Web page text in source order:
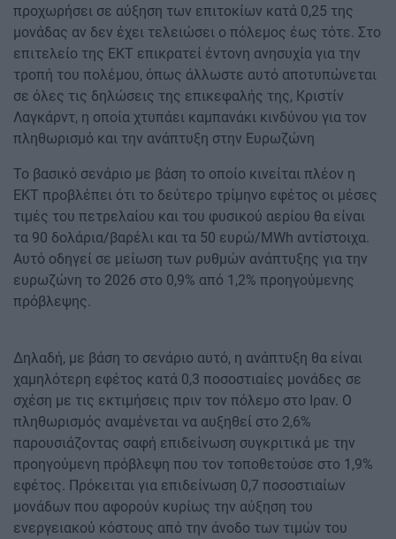
προχωρήσει σε αύξηση των επιτοκίων κατά 0,25 της
μονάδας αν δεν έχει τελειώσει ο πόλεμος έως τότε. Στο
επιτελείο της ΕΚΤ επικρατεί έντονη ανησυχία για την
τροπή του πολέμου, όπως άλλωστε αυτό αποτυπώνεται
σε όλες τις δηλώσεις της επικεφαλής της, Κριστίν
Λαγκάρντ, η οποία χτυπάει καμπανάκι κινδύνου για τον
πληθωρισμό και την ανάπτυξη στην Ευρωζώνη
Το βασικό σενάριο με βάση το οποίο κινείται πλέον η
ΕΚΤ προβλέπει ότι το δεύτερο τρίμηνο εφέτος οι μέσες
τιμές του πετρελαίου και του φυσικού αερίου θα είναι
τα 90 δολάρια/βαρέλι και τα 50 ευρώ/MWh αντίστοιχα.
Αυτό οδηγεί σε μείωση των ρυθμών ανάπτυξης για την
ευρωζώνη το 2026 στο 0,9% από 1,2% προηγούμενης
πρόβλεψης.
Δηλαδή, με βάση το σενάριο αυτό, η ανάπτυξη θα είναι
χαμηλότερη εφέτος κατά 0,3 ποσοστιαίες μονάδες σε
σχέση με τις εκτιμήσεις πριν τον πόλεμο στο Ιραν. Ο
πληθωρισμός αναμένεται να αυξηθεί στο 2,6%
παρουσιάζοντας σαφή επιδείνωση συγκριτικά με την
προηγούμενη πρόβλεψη που τον τοποθετούσε στο 1,9%
εφέτος. Πρόκειται για επιδείνωση 0,7 ποσοστιαίων
μονάδων που αφορούν κυρίως την αύξηση του
ενεργειακού κόστους από την άνοδο των τιμών του